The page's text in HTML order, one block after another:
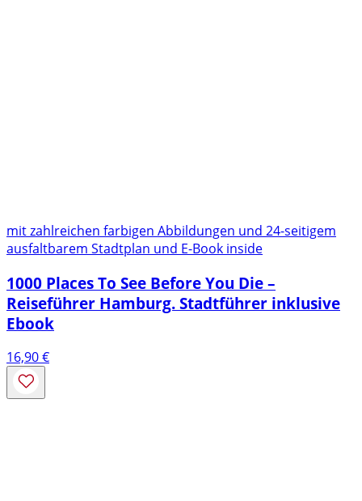
mit zahlreichen farbigen Abbildungen und 24-seitigem
ausfaltbarem Stadtplan und E-Book inside
1000 Places To See Before You Die –
Reiseführer Hamburg. Stadtführer inklusive
Ebook
16,90€